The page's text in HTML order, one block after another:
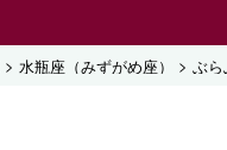
> 水瓶座（みずがめ座） >